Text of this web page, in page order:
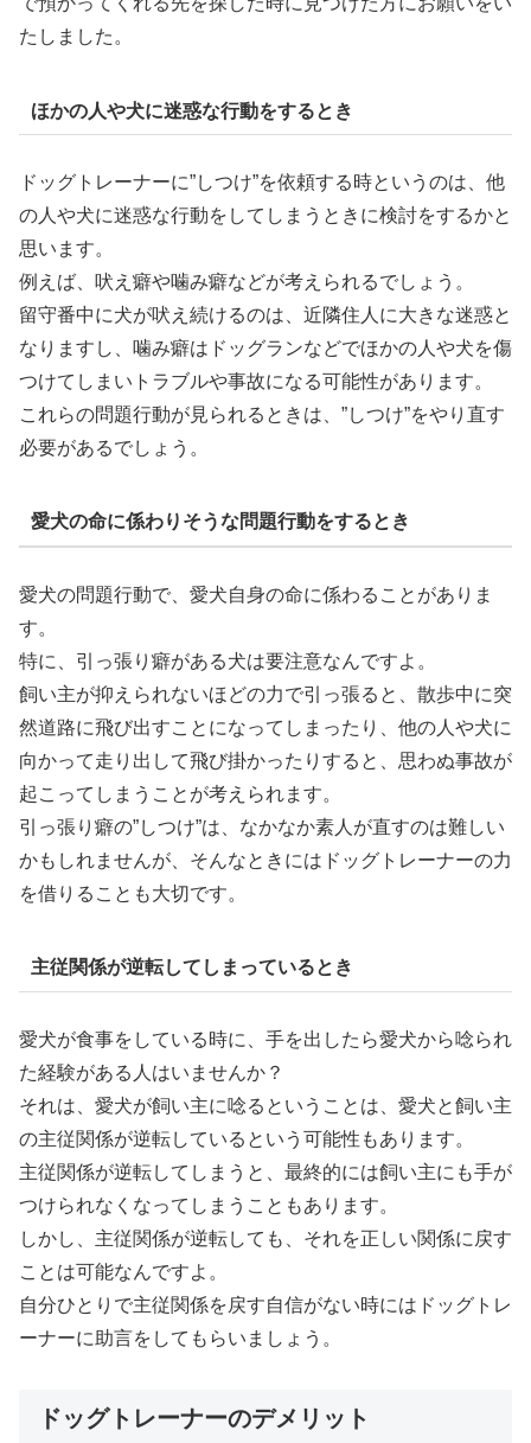
たしました。
ほかの人や犬に迷惑な行動をするとき
ドッグトレーナーに”しつけ”を依頼する時というのは、他
の人や犬に迷惑な行動をしてしまうときに検討をするかと
思います。
例えば、吠え癖や噛み癖などが考えられるでしょう。
留守番中に犬が吠え続けるのは、近隣住人に大きな迷惑と
なりますし、噛み癖はドッグランなどでほかの人や犬を傷
つけてしまいトラブルや事故になる可能性があります。
これらの問題行動が見られるときは、”しつけ”をやり直す
必要があるでしょう。
愛犬の命に係わりそうな問題行動をするとき
愛犬の問題行動で、愛犬自身の命に係わることがありま
す。
特に、引っ張り癖がある犬は要注意なんですよ。
飼い主が抑えられないほどの力で引っ張ると、散歩中に突
然道路に飛び出すことになってしまったり、他の人や犬に
向かって走り出して飛び掛かったりすると、思わぬ事故が
起こってしまうことが考えられます。
引っ張り癖の”しつけ”は、なかなか素人が直すのは難しい
かもしれませんが、そんなときにはドッグトレーナーの力
を借りることも大切です。
主従関係が逆転してしまっているとき
愛犬が食事をしている時に、手を出したら愛犬から唸られ
た経験がある人はいませんか？
それは、愛犬が飼い主に唸るということは、愛犬と飼い主
の主従関係が逆転しているという可能性もあります。
主従関係が逆転してしまうと、最終的には飼い主にも手が
つけられなくなってしまうこともあります。
しかし、主従関係が逆転しても、それを正しい関係に戻す
ことは可能なんですよ。
自分ひとりで主従関係を戻す自信がない時にはドッグトレ
ーナーに助言をしてもらいましょう。
ドッグトレーナーのデメリット